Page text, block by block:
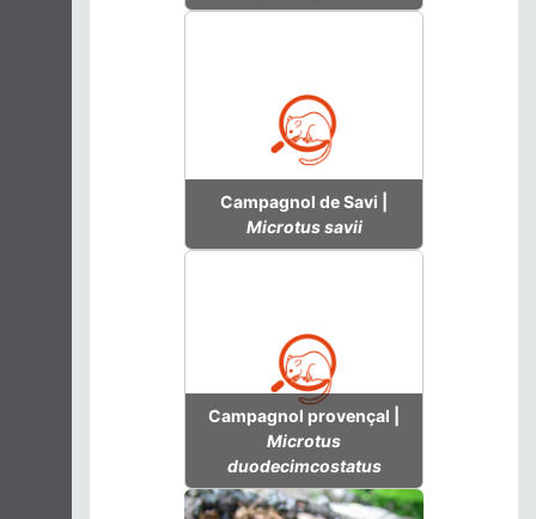
Campagnol de Savi |
Microtus savii
Campagnol provençal |
Microtus
duodecimcostatus